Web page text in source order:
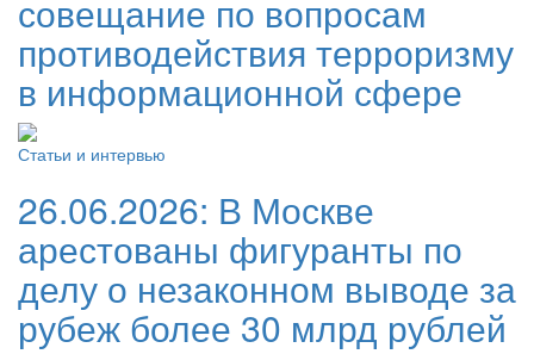
совещание по вопросам
противодействия терроризму
в информационной сфере
Статьи и интервью
26.06.2026: В Москве
арестованы фигуранты по
делу о незаконном выводе за
рубеж более 30 млрд рублей